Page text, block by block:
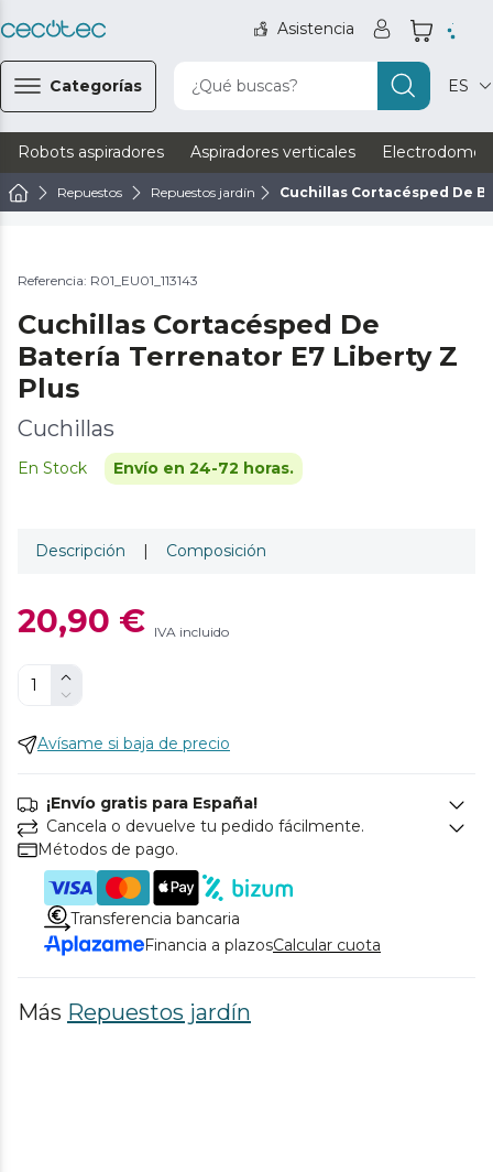
Asistencia
Categorías ¿Qué buscas? ES
Robots aspiradores Aspiradores verticales
Repuestos Repuestos jardín Cuchillas Cortacésped De
Referencia: R01_EU01_113143
Cuchillas Cortacésped De
Batería Terrenator E7 Liberty Z
Plus
Cuchillas
En Stock Envío en 24-72 horas.
Descripción | Composición
20,90 € IVA incluido
Avísame si baja de precio
¡Envío gratis para España!
Cancela o devuelve tu pedido fácilmente.
Métodos de pago.
Transferencia bancaria
Financia a plazosCalcular cuota
Más Repuestos jardín